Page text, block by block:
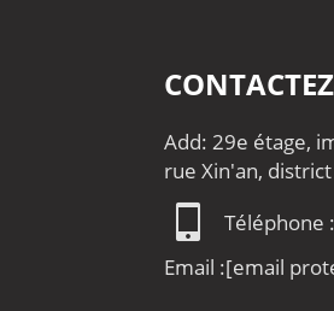
Add: 29e étage,
rue Xin'an,
Téléphone :
Email :[email